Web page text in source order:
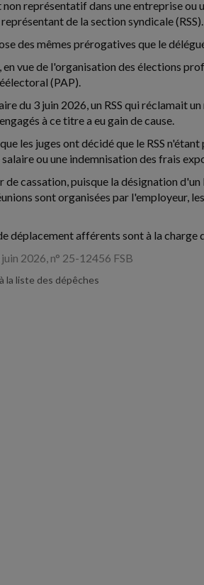
représentatif dans une entreprise ou
de la section syndicale (RSS).
des mêmes prérogatives que le
en vue de l'organisation des élections
(PAP).
du 3 juin 2026, un RSS qui réclamait
à ce titre a eu gain de cause.
les juges ont décidé que le RSS
ou une indemnisation des frais
de cassation, puisque la désignation
sont organisées par l'employeur,
déplacement afférents sont à la charge
juin 2026, n° 25-12456 FSB
la liste des dépêches